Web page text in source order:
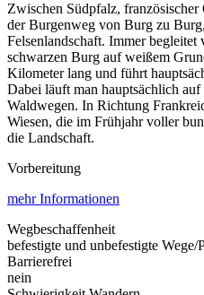
Zwischen Südpfalz,
der Burgenweg von Burg zu
Felsenlandschaft. Immer
schwarzen Burg auf weißem
Kilometer lang und führt
Dabei läuft man hauptsächlich
Waldwegen. In Richtung
Wiesen, die im Frühjahr voller
die Landschaft.
Vorbereitung
mehr Informationen
Wegbeschaffenheit
befestigte und unbefestigte Wege/
Barrierefrei
nein